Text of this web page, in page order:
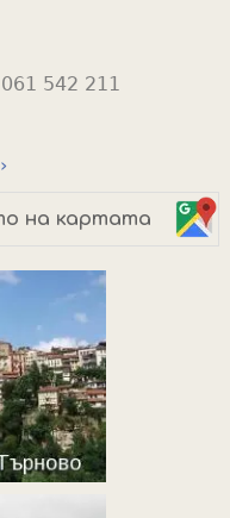
061 542 211
на картата